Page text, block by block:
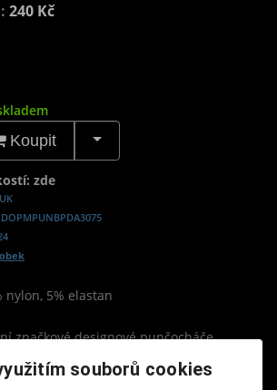
240 Kč
Koupit
zde
DOPMPUNBPDA3075
nylon, 5% elastan
značkové designové punčocháče,
souborů cookies